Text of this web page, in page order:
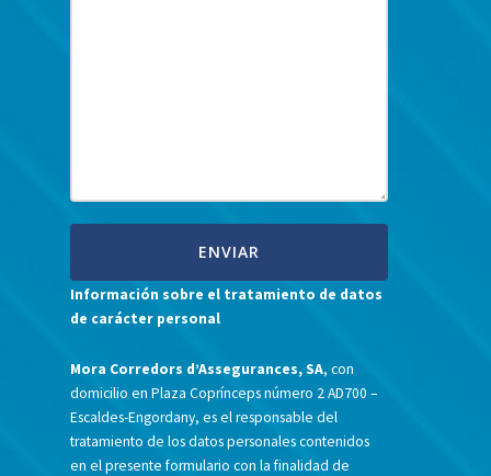
Información sobre el tratamiento de datos
de carácter personal
Mora Corredors d’Assegurances, SA, con
domicilio en Plaza Coprínceps número 2 AD700 –
Escaldes-Engordany, es el responsable del
tratamiento de los datos personales contenidos
en el presente formulario con la finalidad de